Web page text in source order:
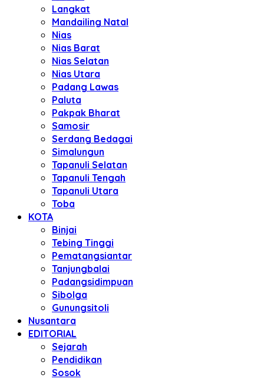
Langkat
Mandailing Natal
Nias
Nias Barat
Nias Selatan
Nias Utara
Padang Lawas
Paluta
Pakpak Bharat
Samosir
Serdang Bedagai
Simalungun
Tapanuli Selatan
Tapanuli Tengah
Tapanuli Utara
Toba
KOTA
Binjai
Tebing Tinggi
Pematangsiantar
Tanjungbalai
Padangsidimpuan
Sibolga
Gunungsitoli
Nusantara
EDITORIAL
Sejarah
Pendidikan
Sosok